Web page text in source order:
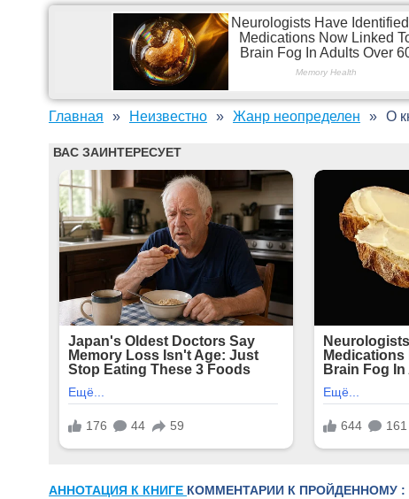
Главная Неизвестно Жанр неопределен О
АННОТАЦИЯ К КНИГЕ КОММЕНТАРИИ К ПРОЙДЕННОМУ :